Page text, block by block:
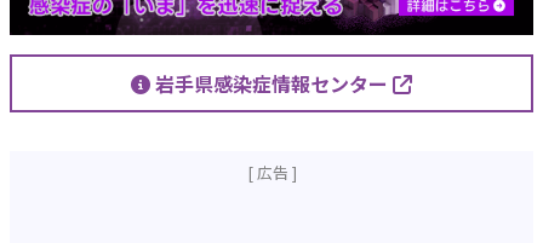
岩手県感染症情報センター